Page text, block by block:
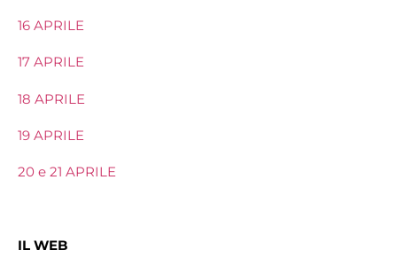
16 APRILE
17 APRILE
18 APRILE
19 APRILE
20 e 21 APRILE
IL WEB